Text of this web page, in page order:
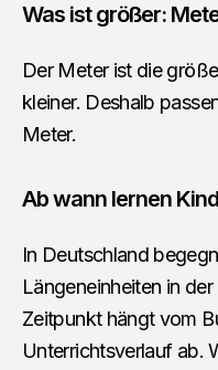
Was ist größer:
Der Meter ist die
kleiner. Deshalb
Meter.
Ab wann lernen
In Deutschland
Längeneinheiten in
Zeitpunkt hängt vom
Unterrichtsverlauf ab.